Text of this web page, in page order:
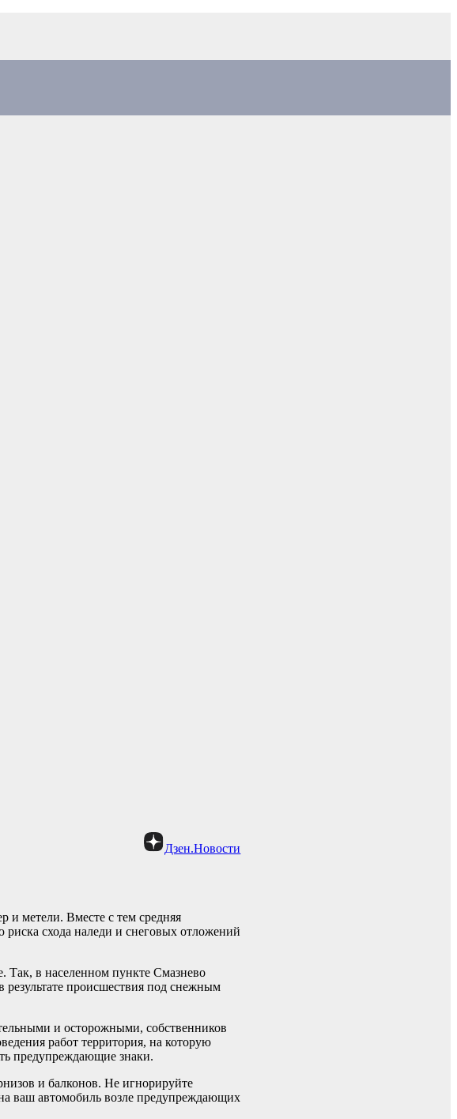
Дзен.Новости
и метели. Вместе с тем средняя
схода наледи и снеговых отложений
Так, в населенном пункте Смазнево
происшествия под снежным
и осторожными, собственников
работ территория, на которую
предупреждающие знаки.
и балконов. Не игнорируйте
ваш автомобиль возле предупреждающих